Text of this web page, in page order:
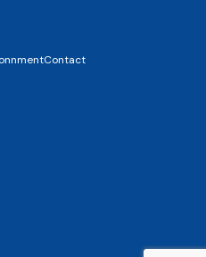
Contact